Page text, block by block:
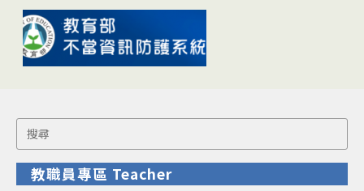
Search
for:
教職員專區 Teacher